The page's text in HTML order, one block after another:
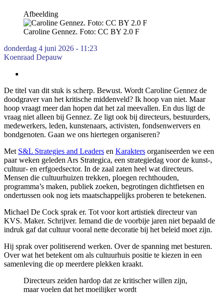
Afbeelding
Caroline Gennez. Foto: CC BY 2.0 F
donderdag 4 juni 2026 - 11:23
Koenraad Depauw
De titel van dit stuk is scherp. Bewust. Wordt Caroline Gennez de
doodgraver van het kritische middenveld? Ik hoop van niet. Maar
hoop vraagt meer dan hopen dat het zal meevallen. En dus ligt de
vraag niet alleen bij Gennez. Ze ligt ook bij directeurs, bestuurders,
medewerkers, leden, kunstenaars, activisten, fondsenwervers en
bondgenoten. Gaan we ons hiertegen organiseren?
Met S&L Strategies and Leaders en Karakters organiseerden we een
paar weken geleden Ars Strategica, een strategiedag voor de kunst-,
cultuur- en erfgoedsector. In de zaal zaten heel wat directeurs.
Mensen die cultuurhuizen trekken, ploegen rechthouden,
programma’s maken, publiek zoeken, begrotingen dichtfietsen en
ondertussen ook nog iets maatschappelijks proberen te betekenen.
Michael De Cock sprak er. Tot voor kort artistiek directeur van
KVS. Maker. Schrijver. Iemand die de voorbije jaren niet bepaald de
indruk gaf dat cultuur vooral nette decoratie bij het beleid moet zijn.
Hij sprak over politiserend werken. Over de spanning met besturen.
Over wat het betekent om als cultuurhuis positie te kiezen in een
samenleving die op meerdere plekken kraakt.
Directeurs zeiden hardop dat ze kritischer willen zijn,
maar voelen dat het moeilijker wordt